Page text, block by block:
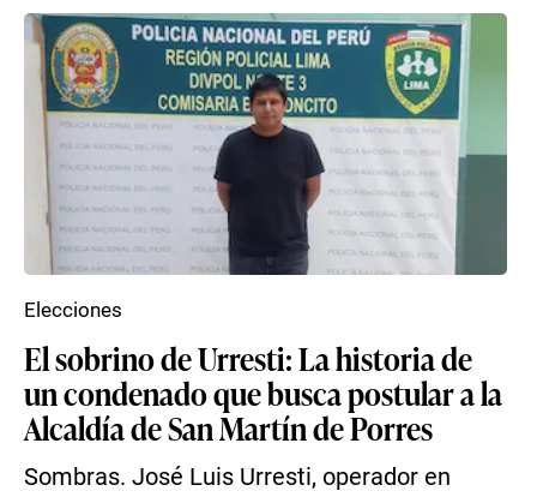
El sobrino de Urresti: La historia de
un condenado que busca postular a la
Alcaldía de San Martín de Porres
Sombras. José Luis Urresti, operador en
Elecciones